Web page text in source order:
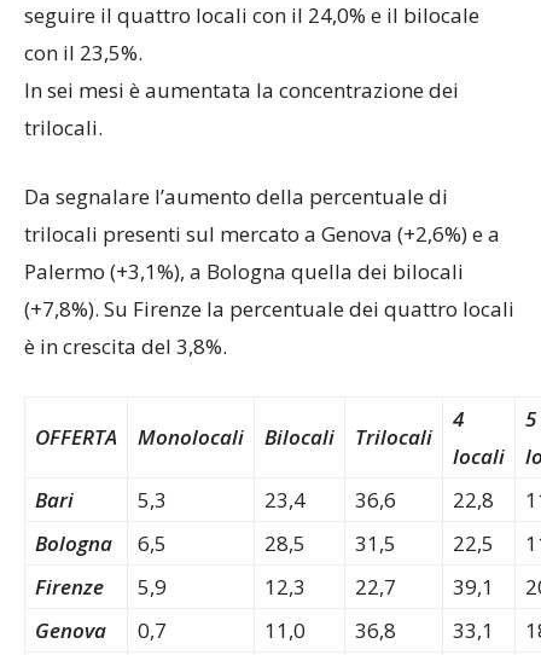
seguire il quattro locali con il 24,0% e il bilocale
con il 23,5%.
In sei mesi è aumentata la concentrazione dei
trilocali.
Da segnalare l’aumento della percentuale di
trilocali presenti sul mercato a Genova (+2,6%) e a
Palermo (+3,1%), a Bologna quella dei bilocali
(+7,8%). Su Firenze la percentuale dei quattro locali
è in crescita del 3,8%.
OFFERTA Monolocali Bilocali Trilocali
4
locali
5
Bari
5,3 23,4 36,6 22,8
Bologna
6,5 28,5 31,5 22,5
Firenze
5,9 12,3 22,7 39,1
Genova
0,7 11,0 36,8 33,1